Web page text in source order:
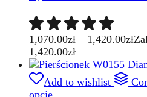
1,070.00zł – 1,420.00zł
1,420.00zł
Add to wishlist